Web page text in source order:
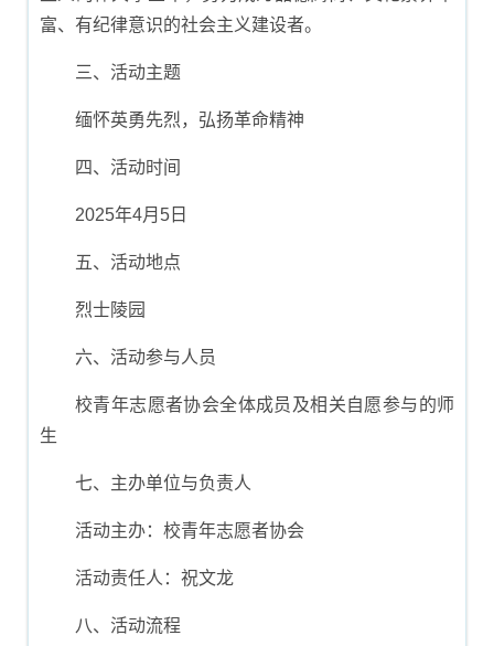
富、有纪律意识的社会主义建设者。
三、活动主题
缅怀英勇先烈，弘扬革命精神
四、活动时间
2025年4月5日
五、活动地点
烈士陵园
六、活动参与人员
校青年志愿者协会全体成员及相关自愿参与的师
生
七、主办单位与负责人
活动主办：校青年志愿者协会
活动责任人：祝文龙
八、活动流程